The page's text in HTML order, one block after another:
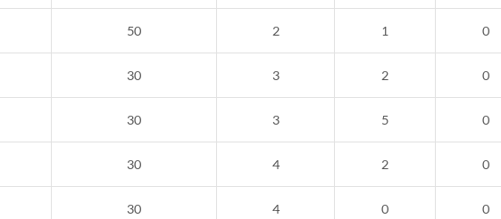
50 2 1 0
30 3 2 0
30 3 5 0
30 4 2 0
30 4 0 0